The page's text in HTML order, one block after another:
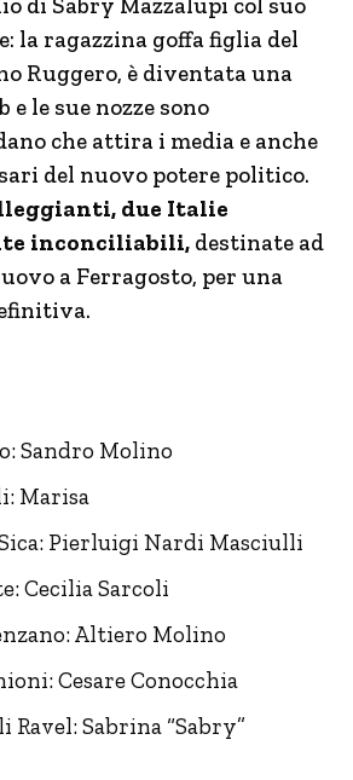
la ragazzina goffa figlia del
Ruggero, è diventata una
e le sue nozze sono
che attira i media e anche
del nuovo potere politico.
due Italie
inconciliabili, destinate ad
a Ferragosto, per una
Sandro Molino
Marisa
Pierluigi Nardi Masciulli
Cecilia Sarcoli
Altiero Molino
Cesare Conocchia
Sabrina “Sabry”